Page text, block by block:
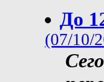
До
(07/10/